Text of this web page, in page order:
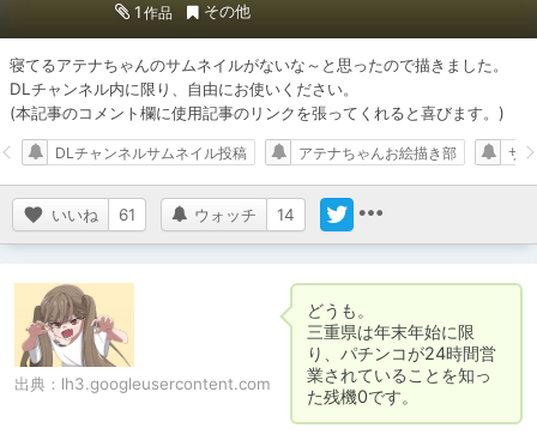
1 作品 その他
寝てるアテナちゃんのサムネイルがないな～と思ったので描きました。
DLチャンネル内に限り、自由にお使いください。
(本記事のコメント欄に使用記事のリンクを張ってくれると喜びます。)
いいね 61 ウォッチ 14
DLチャンネルサムネイル投稿 アテナちゃんお絵描き部 サ
出典： lh3.googleusercontent.com
どうも。
三重県は年末年始に限
り、パチンコが24時間営
業されていることを知っ
た残機0です。